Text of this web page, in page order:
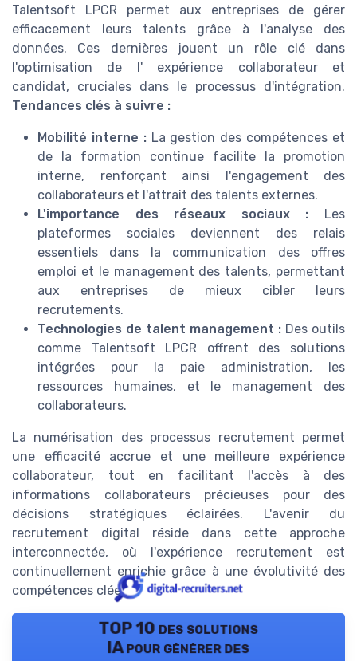
Talentsoft LPCR permet aux entreprises de gérer
efficacement leurs talents grâce à l'analyse des
données. Ces dernières jouent un rôle clé dans
l'optimisation de l' expérience collaborateur et
candidat, cruciales dans le processus d'intégration.
Tendances clés à suivre :
Mobilité interne :La gestion des compétences et
de la formation continue facilite la promotion
interne, renforçant ainsi l'engagement des
collaborateurs et l'attrait des talents externes.
L'importance des réseaux sociaux : Les
plateformes sociales deviennent des relais
essentiels dans la communication des offres
emploi et le management des talents, permettant
aux entreprises de mieux cibler leurs
recrutements.
Technologies de talent management : Des outils
comme Talentsoft LPCR offrent des solutions
intégrées pour la paie administration, les
ressources humaines, et le management des
collaborateurs.
La numérisation des processus recrutement permet
une efficacité accrue et une meilleure expérience
collaborateur, tout en facilitant l'accès à des
informations collaborateurs précieuses pour des
décisions stratégiques éclairées. L'avenir du
recrutement digital réside dans cette approche
interconnectée, où l'expérience recrutement est
continuellement enrichie grâce à une évolutivité des
compétences clée.
TOP 10 des solutions
IA pour générer des